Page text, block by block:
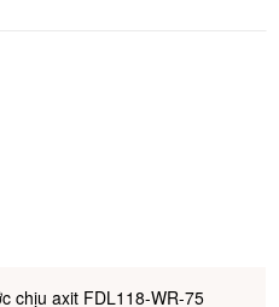
chịu axit FDL118-WR-75